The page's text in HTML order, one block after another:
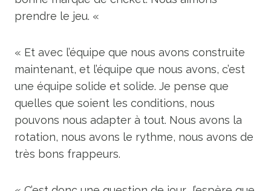
prendre le jeu. «
« Et avec l’équipe que nous avons construite
maintenant, et l’équipe que nous avons, c’est
une équipe solide et solide. Je pense que
quelles que soient les conditions, nous
pouvons nous adapter à tout. Nous avons la
rotation, nous avons le rythme, nous avons de
très bons frappeurs.